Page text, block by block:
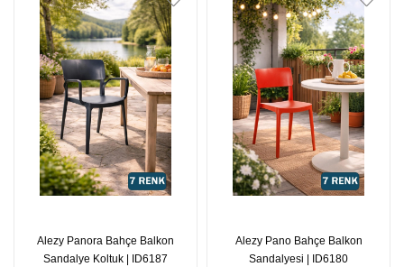
Alezy Panora Bahçe Balkon
Sandalye Koltuk | ID6187
Alezy Pano Bahçe Balkon
Sandalyesi | ID6180